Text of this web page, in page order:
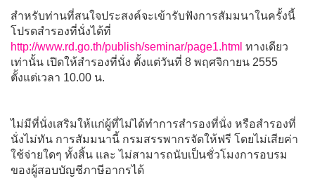
สำหรับท่านที่สนใจประสงค์จะเข้ารับฟังการสัมมนาในครั้งนี้
โปรดสำรองที่นั่งได้ที่
http://www.rd.go.th/publish/seminar/page1.html ทางเดียว
เท่านั้น เปิดให้สำรองที่นั่ง ตั้งแต่วันที่ 8 พฤศจิกายน 2555
ตั้งแต่เวลา 10.00 น.
ไม่มีที่นั่งเสริมให้แก่ผู้ที่ไม่ได้ทำการสำรองที่นั่ง หรือสำรองที่
นั่งไม่ทัน การสัมมนานี้ กรมสรรพากรจัดให้ฟรี โดยไม่เสียค่า
ใช้จ่ายใดๆ ทั้งสิ้น และ ไม่สามารถนับเป็นชั่วโมงการอบรม
ของผู้สอบบัญชีภาษีอากรได้